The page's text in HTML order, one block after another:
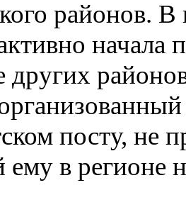
районов.
начала
других
посту, не
ему в регионе